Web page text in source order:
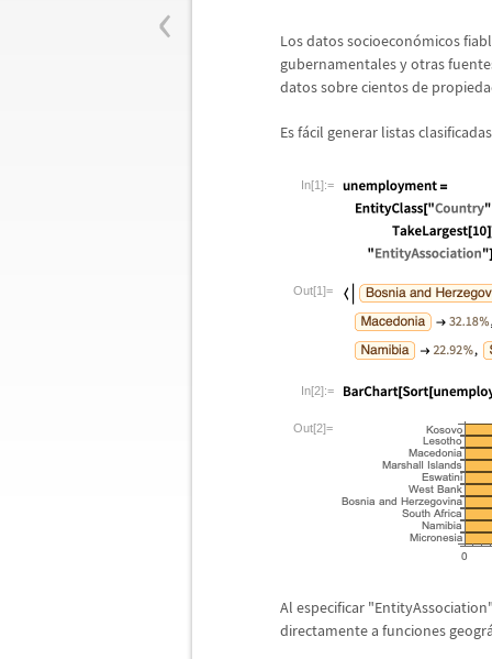
‹ Los datos socioeconómicos
gubernamentales y otras
datos sobre cientos de
Es fácil generar listas
In[1]:=
Out[1]=
In[2]:=
Out[2]=
Al especificar
directamente a funciones geogr